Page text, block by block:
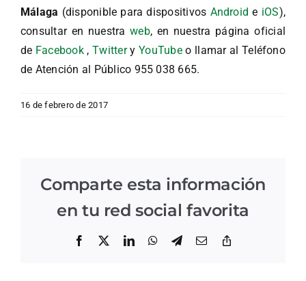
Málaga (disponible para dispositivos Android e iOS),
consultar en nuestraweb, en nuestra página oficial
de Facebook,TwitteryYouTubeo llamar al Teléfono
de Atención al Público 955 038 665.
16 de febrero de 2017
Comparte esta información
en tu red social favorita
Facebook LinkedInWhatsApp
Telegram
Correo